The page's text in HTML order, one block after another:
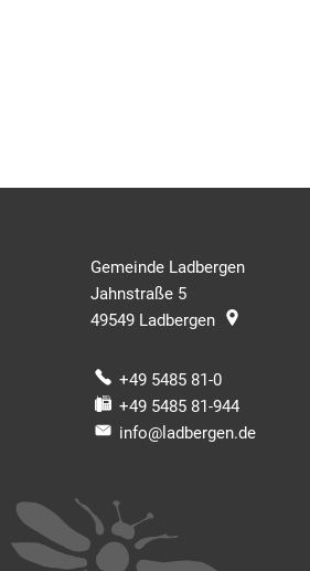
Gemeinde Ladbergen
Jahnstraße 5
49549 Ladbergen
+49 5485 81-0
+49 5485 81-944
info@ladbergen.de